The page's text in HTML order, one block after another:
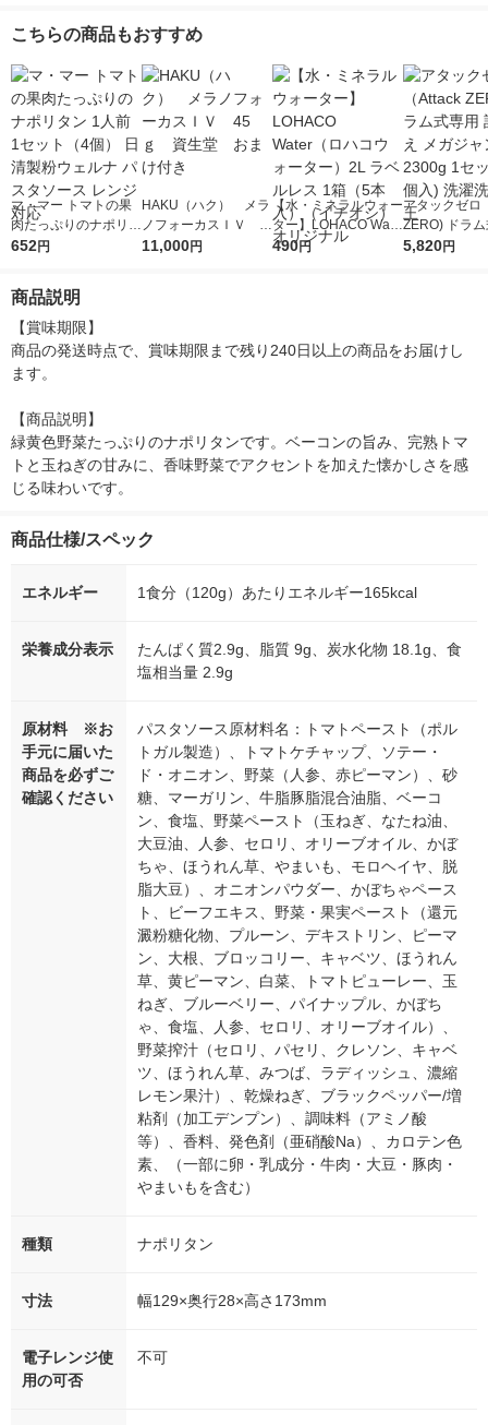
こちらの商品もおすすめ
マ・マー トマトの果
肉たっぷりのナポリタ
ン 1人前 1セット（4
ジ対応
652円
HAKU（ハク） メラ
ノフォーカスＩＶ 4
5ｇ 資生堂 おまけ
11,000円
【水・ミネラルウォー
ター】LOHACO Wate
r（ロハコウォータ
490円
アタックゼロ
ZERO) ドラ
詰め替え メガ
5,820円
商品説明
【賞味期限】
商品の発送時点で、賞味期限まで残り240日以上の商品をお届けし
ます。
【商品説明】
緑黄色野菜たっぷりのナポリタンです。ベーコンの旨み、完熟トマ
トと玉ねぎの甘みに、香味野菜でアクセントを加えた懐かしさを感
じる味わいです。
商品仕様/スペック
エネルギー 1食分（120g）あたりエネルギー165kcal
栄養成分表示
たんぱく質2.9g、脂質 9g、炭水化物 18.1g、食
塩相当量 2.9g
原材料 ※お
手元に届いた
商品を必ずご
確認ください
パスタソース原材料名：トマトペースト（ポル
トガル製造）、トマトケチャップ、ソテー・
ド・オニオン、野菜（人参、赤ピーマン）、砂
糖、マーガリン、牛脂豚脂混合油脂、ベーコ
ン、食塩、野菜ペースト（玉ねぎ、なたね油、
大豆油、人参、セロリ、オリーブオイル、かぼ
ちゃ、ほうれん草、やまいも、モロヘイヤ、脱
脂大豆）、オニオンパウダー、かぼちゃペース
ト、ビーフエキス、野菜・果実ペースト（還元
澱粉糖化物、プルーン、デキストリン、ピーマ
ン、大根、ブロッコリー、キャベツ、ほうれん
草、黄ピーマン、白菜、トマトピューレー、玉
ねぎ、ブルーベリー、パイナップル、かぼち
ゃ、食塩、人参、セロリ、オリーブオイル）、
野菜搾汁（セロリ、パセリ、クレソン、キャベ
ツ、ほうれん草、みつば、ラディッシュ、濃縮
レモン果汁）、乾燥ねぎ、ブラックペッパー/増
粘剤（加工デンプン）、調味料（アミノ酸
等）、香料、発色剤（亜硝酸Na）、カロテン色
素、（一部に卵・乳成分・牛肉・大豆・豚肉・
やまいもを含む）
種類 ナポリタン
寸法 幅129×奥行28×高さ173mm
電子レンジ使
用の可否
不可